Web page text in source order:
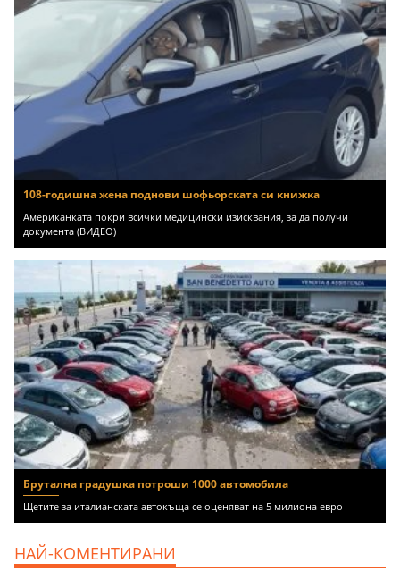
108-годишна жена поднови шофьорската си книжка
Американката покри всички медицински изисквания, за да получи
документа (ВИДЕО)
Брутална градушка потроши 1000 автомобила
Щетите за италианската автокъща се оценяват на 5 милиона евро
НАЙ-КОМЕНТИРАНИ